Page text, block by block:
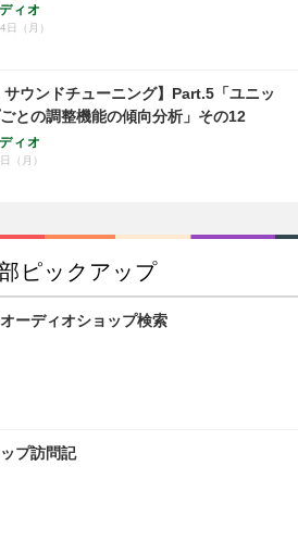
ィオ
（月）
サウンドチューニング】Part.5「ユニッ
ごとの調整機能の傾向分析」その12
ィオ
（月）
ピックアップ
ーディオショップ検索
プ訪問記